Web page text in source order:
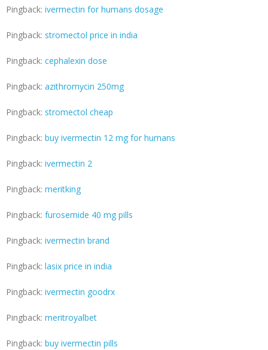
Pingback: ivermectin for humans dosage
Pingback: stromectol price in india
Pingback: cephalexin dose
Pingback: azithromycin 250mg
Pingback: stromectol cheap
Pingback: buy ivermectin 12 mg for humans
Pingback: ivermectin 2
Pingback: meritking
Pingback: furosemide 40 mg pills
Pingback: ivermectin brand
Pingback: lasix price in india
Pingback: ivermectin goodrx
Pingback: meritroyalbet
Pingback: buy ivermectin pills